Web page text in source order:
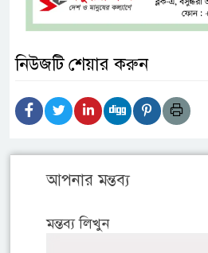
নিউজটি শেয়ার করুন
আপনার মন্তব্য
মন্তব্য লিখুন